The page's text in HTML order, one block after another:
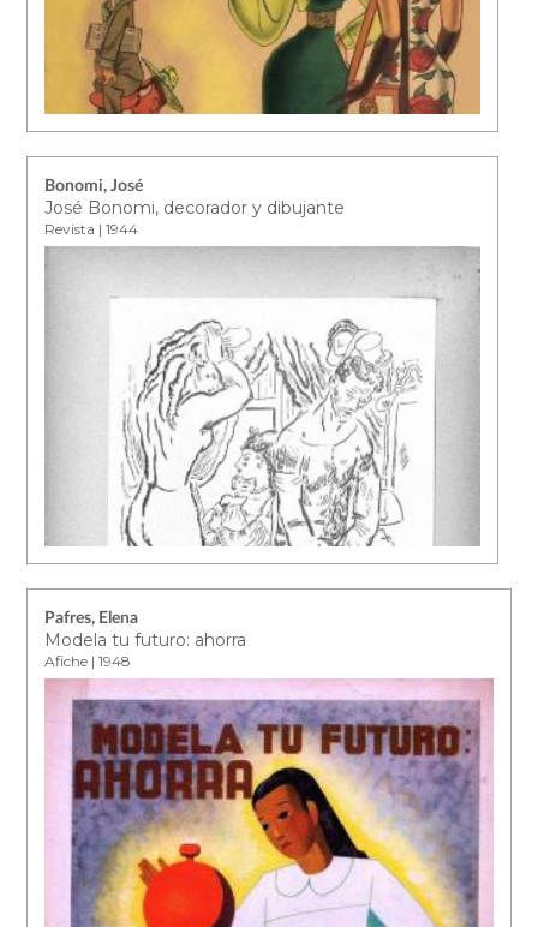
Bonomi, José
José Bonomi, decorador y dibujante
Revista | 1944
Pafres, Elena
Modela tu futuro: ahorra
Afiche | 1948